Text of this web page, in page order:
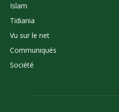
Islam
Tidiania
Vu sur le net
Communiqués
Société